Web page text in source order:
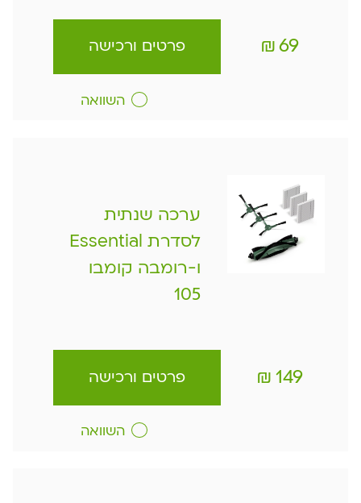
₪69 פרטים ורכישה
השוואה
ערכה שנתית
לסדרת Essential
ו-רומבה קומבו
105
₪149 פרטים ורכישה
השוואה